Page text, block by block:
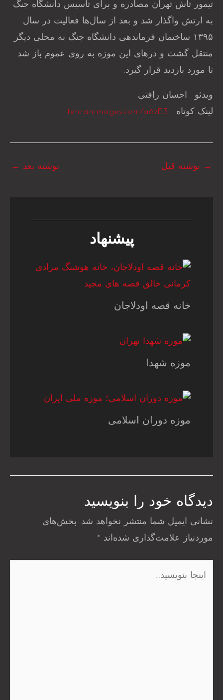
تیمور تاش تهران مصادره و برای تاسیس دانشگاه جنگ
به ارتش واگذار شد و بعد از سال‌ها فعالیت در سال
۱۳۹۵ ساختمان فرماندهی دانشگاه جنگ به محلی دیگر
منتقل گشت و درهای این موزه به روی عموم باز شد
تا مورد بازدید قرار گیرد.
ویدئو : احسان رافتی
لینک کوتاه | tehranimages.com/a6zE3
→ نوشته قبل نوشته بعد ←
پیشنهاد
خانه قصه اودلاجان
موزه شهدا
موزه دوران اسلامی
دیدگاه‌ خود را بنویسید
نشانی ایمیل شما منتشر نخواهد شد. بخش‌های
موردنیاز علامت‌گذاری شده‌اند *